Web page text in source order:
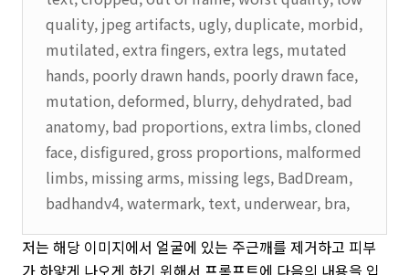
quality, jpeg artifacts, ugly, duplicate, morbid,
mutilated, extra fingers, extra legs, mutated
hands, poorly drawn hands, poorly drawn face,
mutation, deformed, blurry, dehydrated, bad
anatomy, bad proportions, extra limbs, cloned
face, disfigured, gross proportions, malformed
limbs, missing arms, missing legs, BadDream,
badhandv4, watermark, text, underwear, bra,
저는 해당 이미지에서 얼굴에 있는 주근깨를 제거하고 피부
가 하얗게 나오게 하기 위해서 프롬프트에 다음의 내용을 입